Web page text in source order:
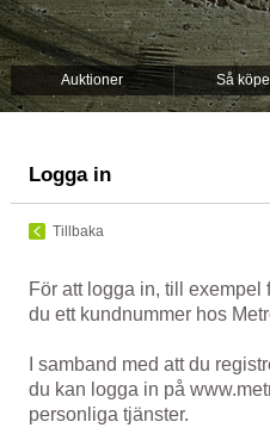
Auktioner Så
Logga in
Tillbaka
För att logga in, till exempel
du ett kundnummer hos
I samband med att du
du kan logga in på
personliga tjänster.